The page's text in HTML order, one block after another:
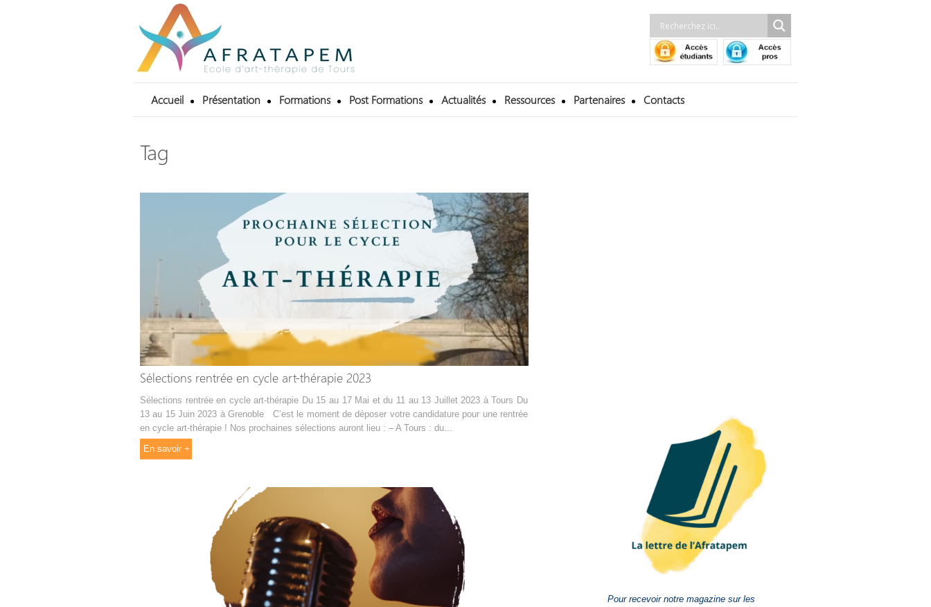
Accueil Présentation Formations Post Formations Actualités Ressources Partenaires Contacts
Tag
Sélections rentrée en cycle art-thérapie 2023
Sélections rentrée en cycle art-thérapie Du 15 au 17 Mai et du 11 au 13 Juillet 2023 à Tours Du
13 au 15 Juin 2023 à Grenoble C’est le moment de déposer votre candidature pour une rentrée
en cycle art-thérapie ! Nos prochaines sélections auront lieu : – A Tours : du...
En savoir +
Pour recevoir notre magazine sur les